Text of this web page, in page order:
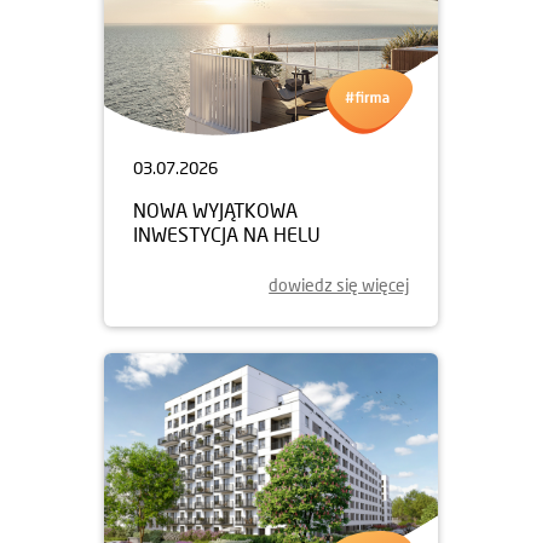
03.07.2026
NOWA WYJĄTKOWA
INWESTYCJA NA HELU
dowiedz się więcej